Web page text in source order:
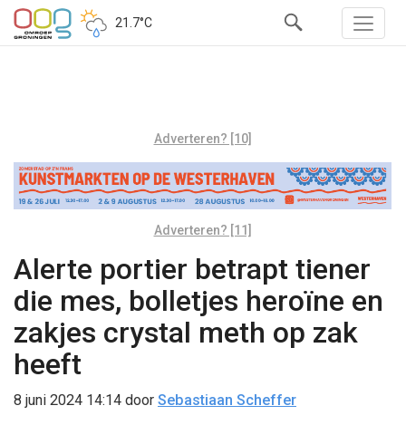
21.7°C
Adverteren? [10]
Adverteren? [11]
Alerte portier betrapt tiener
die mes, bolletjes heroïne en
zakjes crystal meth op zak
heeft
8 juni 2024 14:14 door Sebastiaan Scheffer